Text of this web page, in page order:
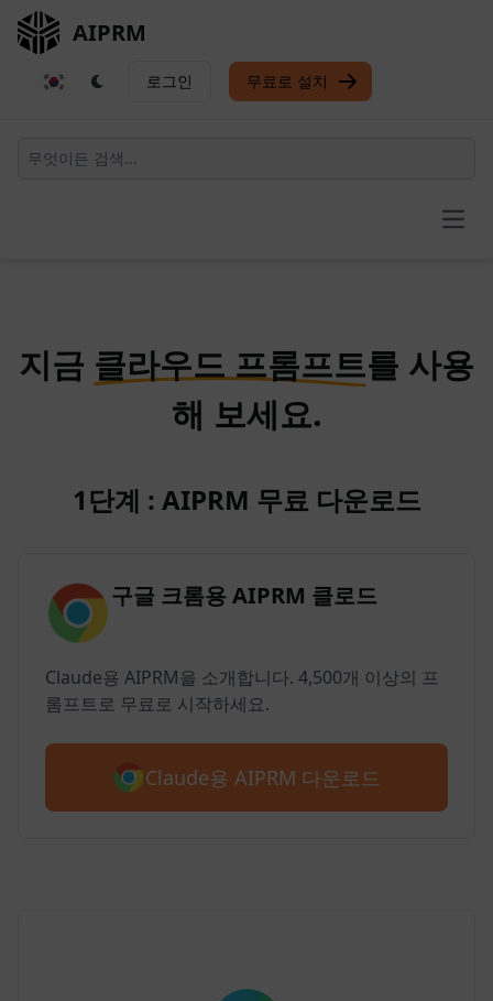
AIPRM
로그인 무료로 설치
지금 클라우드 프롬프트를 사용
해 보세요.
1단계 : AIPRM 무료 다운로드
구글 크롬용 AIPRM 클로드
Claude용 AIPRM을 소개합니다. 4,500개 이상의 프
롬프트로 무료로 시작하세요.
Claude용 AIPRM 다운로드